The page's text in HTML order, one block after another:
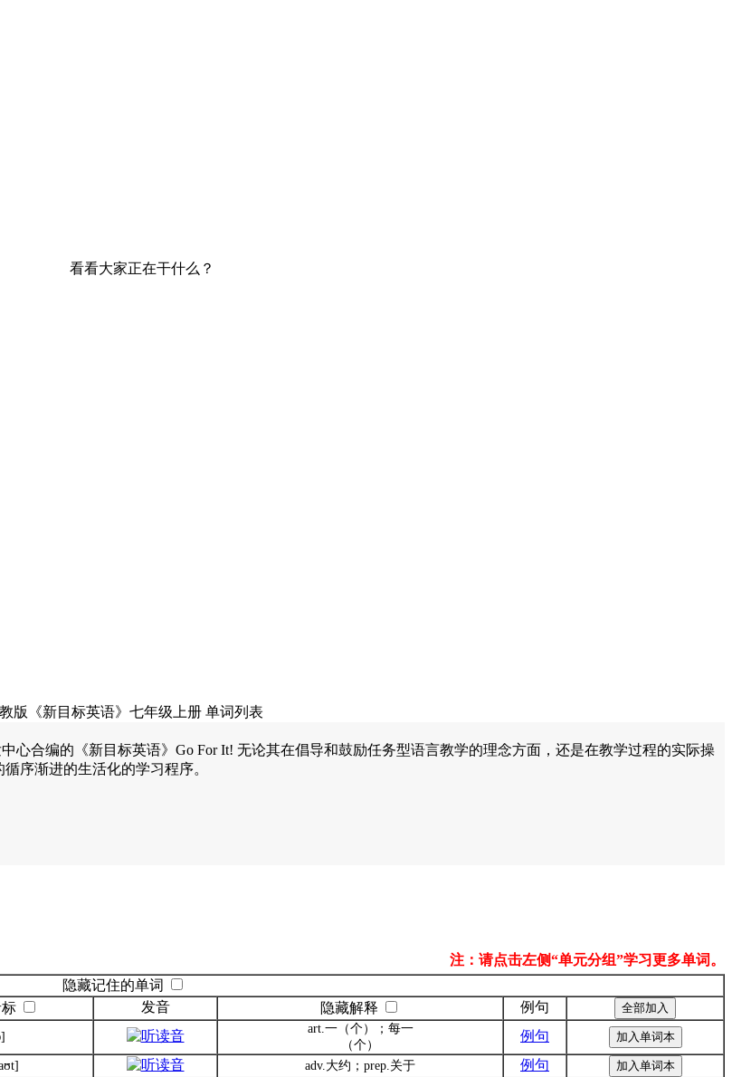
看看大家正在干什么？
版《新目标英语》七年级上册 单词列表
合编的《新目标英语》Go For It! 无论其在倡导和鼓励任务型语言教学的理念方面，还是在教学过程的实际操
序渐进的生活化的学习程序。
注：请点击左侧“单元分组”学习更多单词。
隐藏记住的单词
发音 隐藏解释
例句
art.一（个）；每一
（个）
例句
adv.大约；prep.关于
例句